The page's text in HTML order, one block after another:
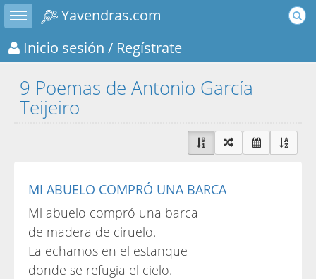
Toggle sidebar
Yavendras.com
Inicio sesión / Regístrate
9 Poemas de Antonio García
Teijeiro
MI ABUELO COMPRÓ UNA BARCA
Mi abuelo compró una barca
de madera de ciruelo.
La echamos en el estanque
donde se refugia el cielo.